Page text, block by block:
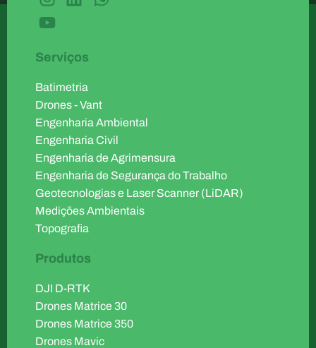
Serviços
Batimetria
Drones - Vant
Engenharia Ambiental
Engenharia Civil
Engenharia de Agrimensura
Engenharia de Segurança do Trabalho
Geotecnologias e Laser Scanner (LiDAR)
Medições Ambientais
Topografia
Produtos
DJI D-RTK
Drones Matrice 30
Drones Matrice 350
Drones Mavic